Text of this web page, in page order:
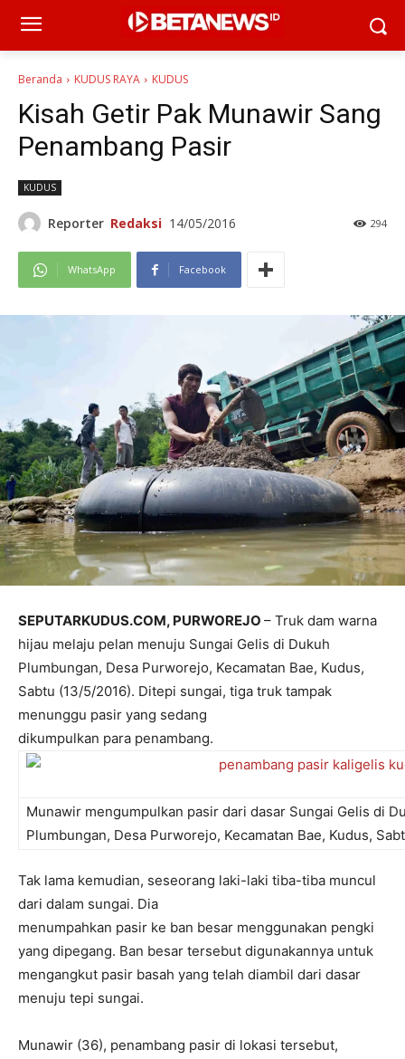
Beranda KUDUS RAYA KUDUS
Kisah Getir Pak Munawir Sang
Penambang Pasir
KUDUS
Reporter Redaksi 14/05/2016 294
WhatsApp Facebook
SEPUTARKUDUS.COM, PURWOREJO – Truk dam warna
hijau melaju pelan menuju Sungai Gelis di Dukuh
Plumbungan, Desa Purworejo, Kecamatan Bae, Kudus,
Sabtu (13/5/2016). Ditepi sungai, tiga truk tampak
menunggu pasir yang sedang
dikumpulkan para penambang.
Munawir mengumpulkan pasir dari dasar Sungai Gelis di
Plumbungan, Desa Purworejo, Kecamatan Bae, Kudus,
Tak lama kemudian, seseorang laki-laki tiba-tiba muncul
dari dalam sungai. Dia
menumpahkan pasir ke ban besar menggunakan pengki
yang dipegang. Ban besar tersebut digunakannya untuk
mengangkut pasir basah yang telah diambil dari dasar
menuju tepi sungai.
Munawir (36), penambang pasir di lokasi tersebut,